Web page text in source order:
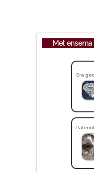
Met
Era